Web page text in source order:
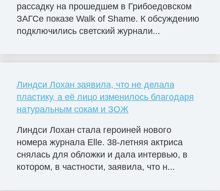
рассадку на прошедшем в Грибоедовском
ЗАГСе показе Walk of Shame. К обсуждению
подключились светский журнали...
Линдси Лохан заявила, что не делала
пластику, а её лицо изменилось благодаря
натуральным сокам и ЗОЖ
Линдси Лохан стала героиней нового
номера журнала Elle. 38-летняя актриса
снялась для обложки и дала интервью, в
котором, в частности, заявила, что н...